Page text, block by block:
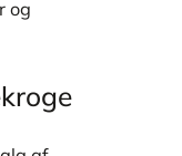
og